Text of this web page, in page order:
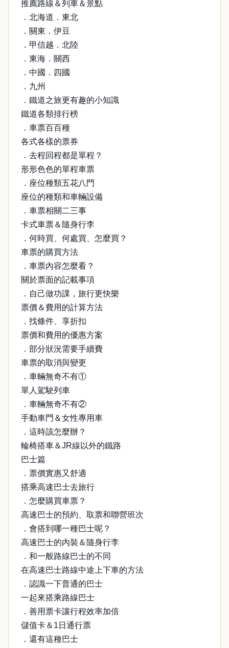
推薦路線＆列車＆景點
．北海道．東北
．關東．伊豆
．甲信越．北陸
．東海．關西
．中國．四國
．九州
．鐵道之旅更有趣的小知識
鐵道各類排行榜
．車票百百種
各式各樣的票券
．去程回程都是單程？
形形色色的單程車票
．座位種類五花八門
座位的種類和車輛設備
．車票相關二三事
卡式車票＆隨身行李
．何時買、何處買、怎麼買？
車票的購買方法
．車票內容怎麼看？
關於票面的記載事項
．自己做功課，旅行更快樂
票價＆費用的計算方法
．找條件、享折扣
票價和費用的優惠方案
．部分狀況需要手續費
車票的取消與變更
．車輛無奇不有①
單人駕駛列車
．車輛無奇不有②
手動車門＆女性專用車
．這時該怎麼辦？
輪椅搭車＆JR線以外的鐵路
巴士篇
．票價實惠又舒適
搭乘高速巴士去旅行
．怎麼購買車票？
高速巴士的預約、取票和聯營班次
．會搭到哪一種巴士呢？
高速巴士的內裝＆隨身行李
．和一般路線巴士的不同
在高速巴士路線中途上下車的方法
．認識一下普通的巴士
一起來搭乘路線巴士
．善用票卡讓行程效率加倍
儲值卡＆1日通行票
．還有這種巴士